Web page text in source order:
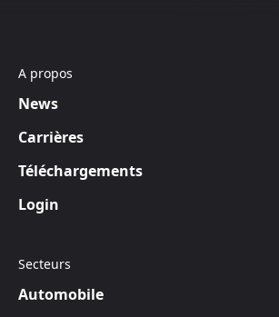
A propos
News
Carrières
Téléchargements
Login
Secteurs
Automobile